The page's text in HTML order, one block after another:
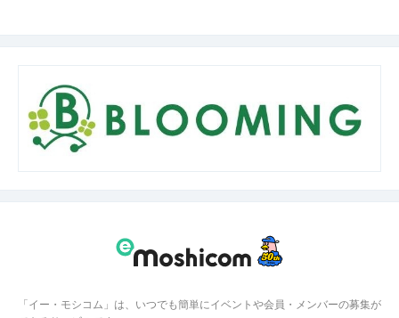
「イー・モシコム」は、いつでも簡単にイベントや会員・メンバーの募集が